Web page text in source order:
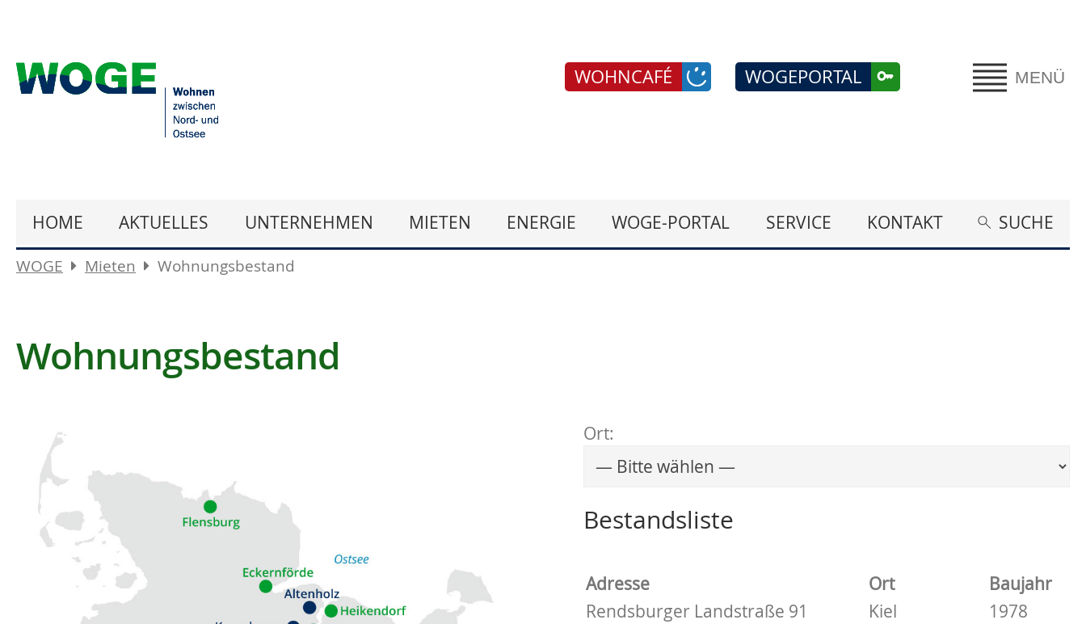
MENÜ
WOGEPORTAL
WOHNCAFÉ
HOME AKTUELLES UNTERNEHMEN MIETEN ENERGIE WOGE-PORTAL SERVICE KONTAKT SUCHE
WOGE Mieten Wohnungsbestand
Wohnungsbestand
Ort:
Wählen Sie einen Ort, um zur entsprechenden Seite zu
Bestandsliste
Adresse Ort
Baujahr
Rendsburger Landstraße 91
Kiel
1978